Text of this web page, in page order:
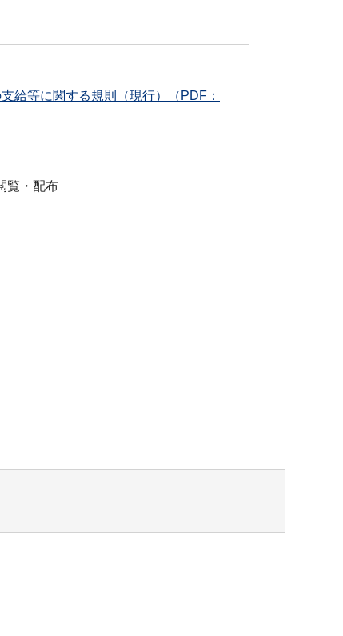
給等に関する規則（現行）（PDF：
覧・配布